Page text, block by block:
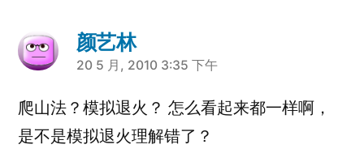
颜艺林
说：
20 5 月, 2010 3:35 下午
爬山法？模拟退火？ 怎么看起来都一样啊，
是不是模拟退火理解错了？